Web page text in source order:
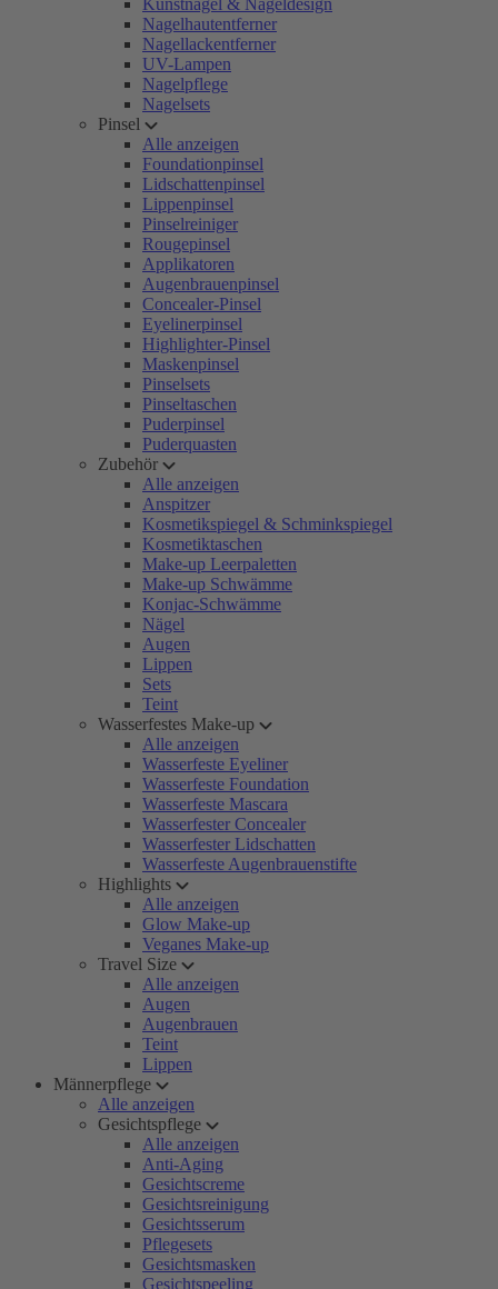
Kunstnägel & Nageldesign
Nagelhautentferner
Nagellackentferner
UV-Lampen
Nagelpflege
Nagelsets
Pinsel
Alle anzeigen
Foundationpinsel
Lidschattenpinsel
Lippenpinsel
Pinselreiniger
Rougepinsel
Applikatoren
Augenbrauenpinsel
Concealer-Pinsel
Eyelinerpinsel
Highlighter-Pinsel
Maskenpinsel
Pinselsets
Pinseltaschen
Puderpinsel
Puderquasten
Zubehör
Alle anzeigen
Anspitzer
Kosmetikspiegel & Schminkspiegel
Kosmetiktaschen
Make-up Leerpaletten
Make-up Schwämme
Konjac-Schwämme
Nägel
Augen
Lippen
Sets
Teint
Wasserfestes Make-up
Alle anzeigen
Wasserfeste Eyeliner
Wasserfeste Foundation
Wasserfeste Mascara
Wasserfester Concealer
Wasserfester Lidschatten
Wasserfeste Augenbrauenstifte
Highlights
Alle anzeigen
Glow Make-up
Veganes Make-up
Travel Size
Alle anzeigen
Augen
Augenbrauen
Teint
Lippen
Männerpflege
Alle anzeigen
Gesichtspflege
Alle anzeigen
Anti-Aging
Gesichtscreme
Gesichtsreinigung
Gesichtsserum
Pflegesets
Gesichtsmasken
Gesichtspeeling